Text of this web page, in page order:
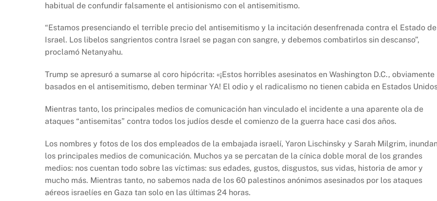
habitual de confundir falsamente el antisionismo con el antisemitismo.
“Estamos presenciando el terrible precio del antisemitismo y la incitación desenfrenada contra el Estado de
Israel. Los libelos sangrientos contra Israel se pagan con sangre, y debemos combatirlos sin descanso”,
proclamó Netanyahu.
Trump se apresuró a sumarse al coro hipócrita: «¡Estos horribles asesinatos en Washington D.C., obviamente
basados ​​en el antisemitismo, deben terminar YA! El odio y el radicalismo no tienen cabida en Estados
Mientras tanto, los principales medios de comunicación han vinculado el incidente a una aparente ola de
ataques “antisemitas” contra todos los judíos desde el comienzo de la guerra hace casi dos años.
Los nombres y fotos de los dos empleados de la embajada israelí, Yaron Lischinsky y Sarah Milgrim, inundan
los principales medios de comunicación. Muchos ya se percatan de la cínica doble moral de los grandes
medios: nos cuentan todo sobre las víctimas: sus edades, gustos, disgustos, sus vidas, historia de amor y
mucho más. Mientras tanto, no sabemos nada de los 60 palestinos anónimos asesinados por los ataques
aéreos israelíes en Gaza tan solo en las últimas 24 horas.